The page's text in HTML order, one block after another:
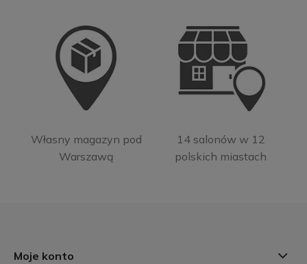
Własny magazyn pod
Warszawą
14 salonów w 12
polskich miastach
Moje konto